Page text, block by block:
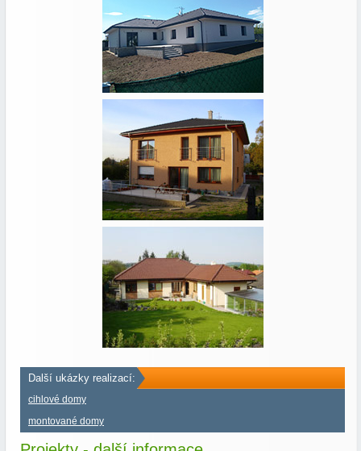
Další ukázky realizací:
cihlové domy
montované domy